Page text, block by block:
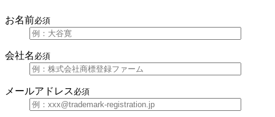
お名前必須
会社名 必須
メールアドレス 必須